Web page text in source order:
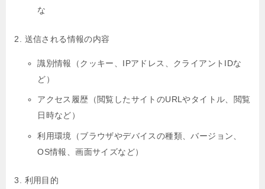
な
送信される情報の内容
識別情報（クッキー、IPアドレス、クライアントIDな
ど）
アクセス履歴（閲覧したサイトのURLやタイトル、閲覧
日時など）
利用環境（ブラウザやデバイスの種類、バージョン、
OS情報、画面サイズなど）
利用目的